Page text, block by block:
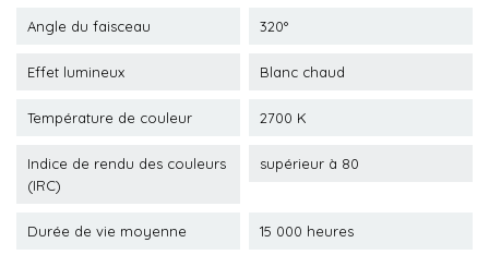
Angle du faisceau 320°
Effet lumineux Blanc chaud
Température de couleur 2700 K
Indice de rendu des couleurs
(IRC)
supérieur à 80
Durée de vie moyenne 15 000 heures